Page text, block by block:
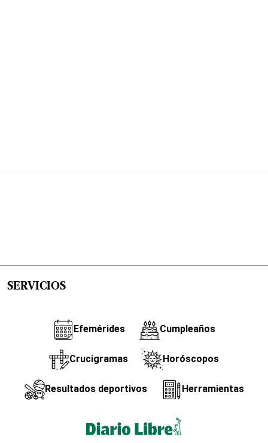
SERVICIOS
Efemérides Cumpleaños
Crucigramas Horóscopos
Resultados deportivos Herramientas